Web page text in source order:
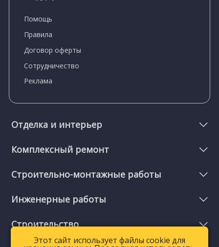
Помощь
Правила
Договор оферты
Сотрудничество
Реклама
Отделка и интерьер
Комплексный ремонт
Строительно-монтажные работы
Инженерные работы
Строительство
Этот сайт использует файлы cookie для
Этот сайт использует файлы cookie для